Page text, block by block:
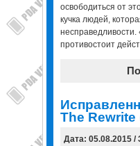
освободиться от
кучка людей,
противостоит
The Rewrite
Дата: 05.08.2015 /